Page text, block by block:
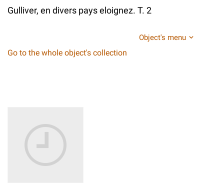
Gulliver, en divers pays eloignez. T. 2
Object's menu
Go to the whole object's collection